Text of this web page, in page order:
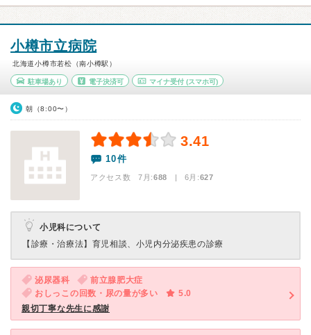
小樽市立病院
北海道小樽市若松（南小樽駅）
駐車場あり 電子決済可 マイナ受付 (スマホ可)
朝（8:00〜）
3.41
10件
アクセス数 7月:688 | 6月:627
小児科について
【診療・治療法】 育児相談、小児内分泌疾患の診療
泌尿器科
前立腺肥大症
おしっこの回数・尿の量が多い
5.0
親切丁寧な先生に感謝